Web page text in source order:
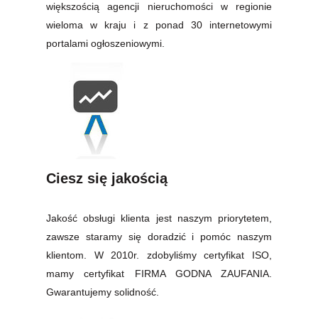
większością agencji nieruchomości w regionie
wieloma w kraju i z ponad 30 internetowymi
portalami ogłoszeniowymi.
Ciesz się jakością
Jakość obsługi klienta jest naszym priorytetem,
zawsze staramy się doradzić i pomóc naszym
klientom. W 2010r. zdobyliśmy certyfikat ISO,
mamy certyfikat FIRMA GODNA ZAUFANIA.
Gwarantujemy solidność.